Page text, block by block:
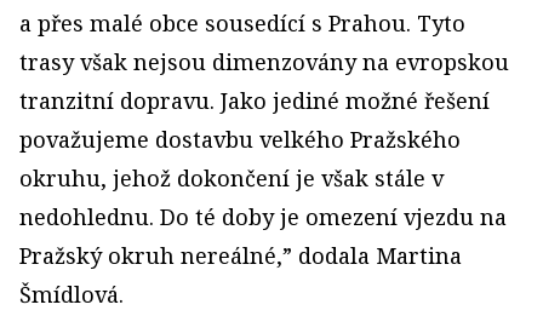
a přes malé obce sousedící s Prahou. Tyto
trasy však nejsou dimenzovány na evropskou
tranzitní dopravu. Jako jediné možné řešení
považujeme dostavbu velkého Pražského
okruhu, jehož dokončení je však stále v
nedohlednu. Do té doby je omezení vjezdu na
Pražský okruh nereálné,” dodala Martina
Šmídlová.